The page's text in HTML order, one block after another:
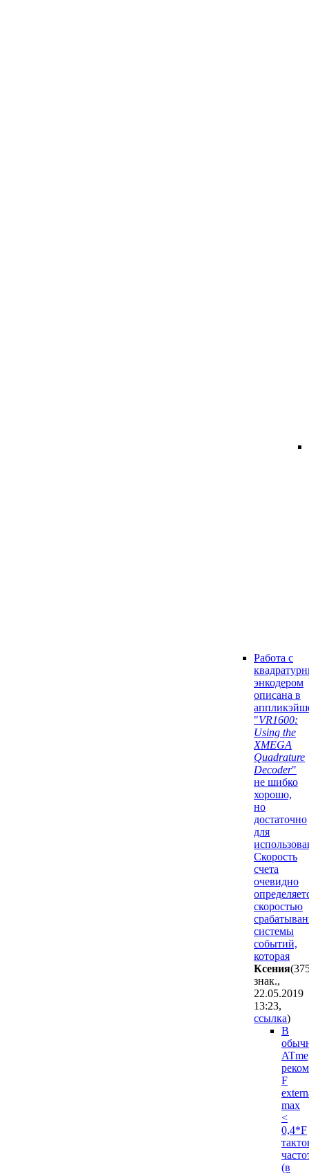
Работа с
энкодером
описана в
"VR1600:
Using the
XMEGA
Quadrature
Decoder"
не шибко
хорошо,
но
достаточно
для
Скорость
счета
очевидно
скоростью
системы
событий,
которая
Ксения
знак.,
22.05.2019
13:23,
ссылка)
В
F
max
<
0,4*F
(в